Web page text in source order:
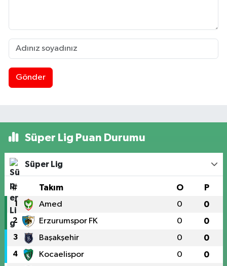
Gönder
Süper Lig Puan Durumu
Süper Lig
# Takım O P
1 Amed 0 0
2 Erzurumspor FK 0 0
3 Başakşehir 0 0
4 Kocaelispor 0 0